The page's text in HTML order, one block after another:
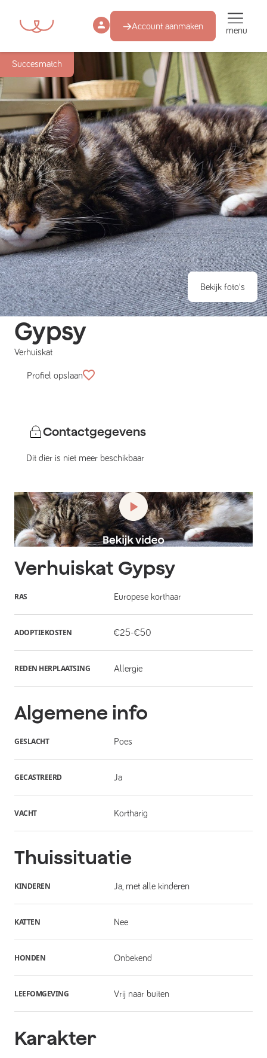
Account aanmaken menu
Succesmatch
Bekijk foto's
Gypsy
Verhuiskat
Profiel opslaan
Contactgegevens
Dit dier is niet meer beschikbaar
Verhuiskat Gypsy
RAS Europese korthaar
ADOPTIEKOSTEN €25-€50
REDEN HERPLAATSING Allergie
Algemene info
GESLACHT Poes
GECASTREERD Ja
VACHT Kortharig
Thuissituatie
KINDEREN Ja, met alle kinderen
KATTEN Nee
HONDEN Onbekend
LEEFOMGEVING Vrij naar buiten
Karakter